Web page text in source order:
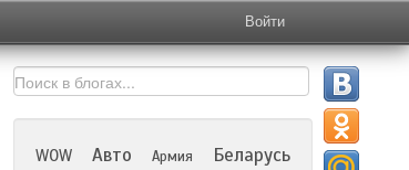
Войти
WOW Авто Армия Беларусь